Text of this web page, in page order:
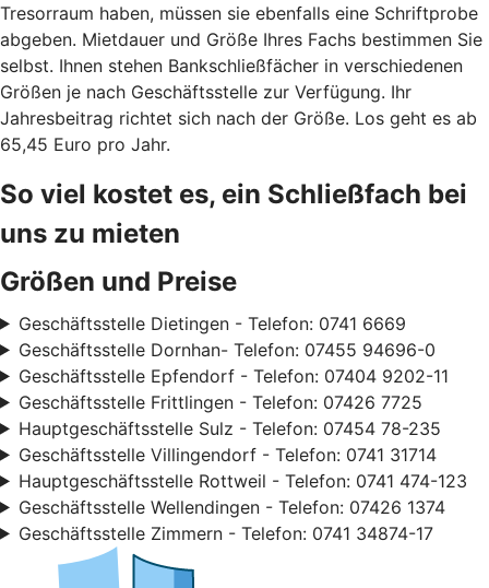
Tresorraum haben, müssen sie ebenfalls eine Schriftprobe
abgeben. Mietdauer und Größe Ihres Fachs bestimmen Sie
selbst. Ihnen stehen Bankschließfächer in verschiedenen
Größen je nach Geschäftsstelle zur Verfügung. Ihr
Jahresbeitrag richtet sich nach der Größe. Los geht es ab
65,45 Euro pro Jahr.
So viel kostet es, ein Schließfach bei
uns zu mieten
Größen und Preise
Geschäftsstelle Dietingen - Telefon: 0741 6669
Geschäftsstelle Dornhan- Telefon: 07455 94696-0
Geschäftsstelle Epfendorf - Telefon: 07404 9202-11
Geschäftsstelle Frittlingen - Telefon: 07426 7725
Hauptgeschäftsstelle Sulz - Telefon: 07454 78-235
Geschäftsstelle Villingendorf - Telefon: 0741 31714
Hauptgeschäftsstelle Rottweil - Telefon: 0741 474-123
Geschäftsstelle Wellendingen - Telefon: 07426 1374
Geschäftsstelle Zimmern - Telefon: 0741 34874-17